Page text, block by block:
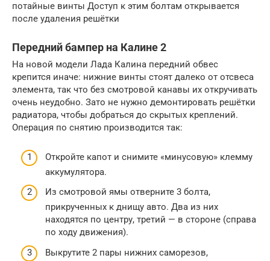
потайные винты Доступ к этим болтам открывается
после удаления решётки
Передний бампер на Калине 2
На новой модели Лада Калина передний обвес
крепится иначе: нижние винты стоят далеко от отсвеса
элемента, так что без смотровой канавы их откручивать
очень неудобно. Зато не нужно демонтировать решётки
радиатора, чтобы добраться до скрытых креплений.
Операция по снятию производится так:
Откройте капот и снимите «минусовую» клемму
аккумулятора.
Из смотровой ямы отверните 3 болта,
прикрученных к днищу авто. Два из них
находятся по центру, третий — в стороне (справа
по ходу движения).
Выкрутите 2 пары нижних саморезов,